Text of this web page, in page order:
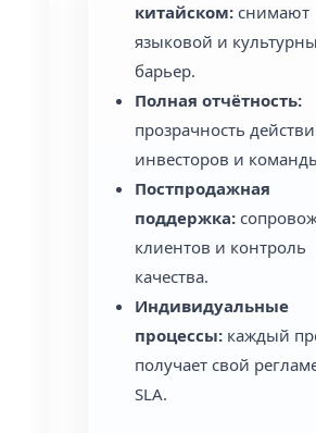
китайском:снимают
языковой и
барьер.
Полная отчётность:
прозрачность
инвесторов и
Постпродажная
поддержка:
клиентов и контроль
качества.
Индивидуальные
процессы:каждый
получает свой
SLA.